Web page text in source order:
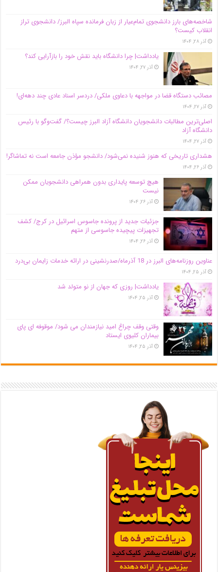
شاخصه‌های بارز دانشجوی تمام‌عیار از زبان فرمانده سپاه البرز/ دانشجوی تراز
انقلاب کیست؟
آذر ۲۸, ۱۴۰۴
یادداشت| چرا دانشگاه باید نقش خود را بازآرایی کند؟
آذر ۲۷, ۱۴۰۴
مصائب دستگاه قضا در مواجهه با دعاوی ملکی/ دردسر اسناد عادی چند‌ دهه‌ای!
آذر ۲۷, ۱۴۰۴
اصلی‌ترین مطالبات دانشجویان دانشگاه آزاد البرز چیست؟/ گفت‌وگو با رئیس
دانشگاه آز‌اد
آذر ۲۷, ۱۴۰۴
هشداری تاریخی که هنوز شنیده نمی‌شود/ دانشجو مؤذن جامعه است نه تماشاگر!
آذر ۲۶, ۱۴۰۴
هیچ توسعه پایداری بدون همراهی دانشجویان ممکن
نیست
آذر ۲۶, ۱۴۰۴
جزئیات جدید از پرونده جاسوس اسرائیل در کرج/‌ کشف
تجهیزات پیچیده جاسوسی از متهم
آذر ۲۶, ۱۴۰۴
عناوین روزنامه‌های البرز در ‌18 آذرماه/صدرنشینی در ارائه خدمات زایمان بی‌درد
آذر ۲۵, ۱۴۰۴
یادداشت| روزی که جهان از نو متولد شد
آذر ۲۵, ۱۴۰۴
وقتی وقف چراغ امید نیازمندان می شود/ موقوفه ای پای
بیماران کلیوی ایستاد
آذر ۲۵, ۱۴۰۴